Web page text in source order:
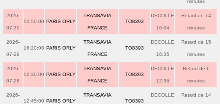
minutes
2026-
07-30
15:50:00 PARIS ORLY
TRANSAVIA
FRANCE
TO8393
DECOLLE
16:04
Retard de 14
minutes
2026-
07-29
16:20:00 PARIS ORLY
TRANSAVIA
FRANCE
TO8393
DECOLLE
16:35
Retard de 15
minutes
2026-
07-28
12:30:00 PARIS ORLY
TRANSAVIA
FRANCE
TO8393
DECOLLE
12:36
Retard de 6
minutes
2026-
12:45:00 PARIS ORLY
TRANSAVIA
TO8393
DECOLLE Retard de 14